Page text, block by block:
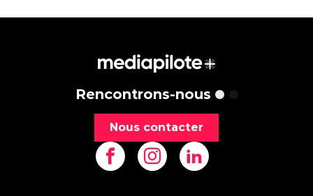
Rencontrons-nous
Nous contacter